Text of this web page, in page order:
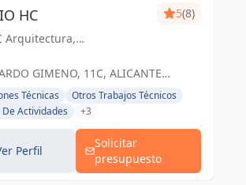
HC
Arquitectura,
5(8)
GIMENO, 11C, ALICANTE
ESPAÑA, España
Técnicas
Otros Trabajos Técnicos
Actividades
+3
Perfil
Solicitar
presupuesto